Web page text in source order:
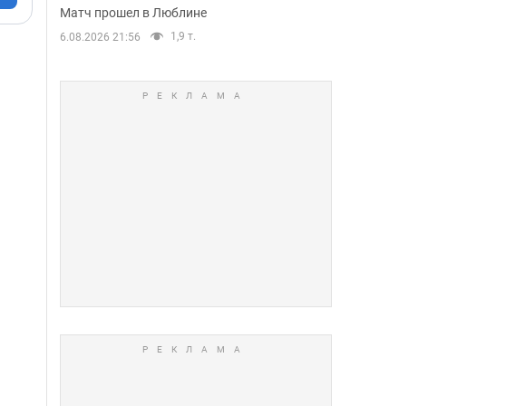
Матч прошел в Люблине
6.08.2026 21:56 1,9 т.